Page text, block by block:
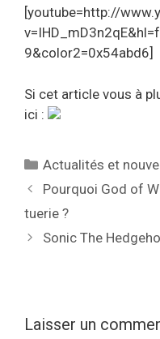
[youtube=http://
9&color2=0x54abd6]
Si cet article vous à
ici :
Catégories
Actualités et
Pourquoi God of
tuerie ?
Sonic The
Laisser un